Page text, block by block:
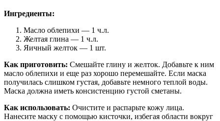
Ингредиенты:
Масло облепихи — 1 ч.л.
Желтая глина — 1 ч.л.
Яичный желток — 1 шт.
Как приготовить: Смешайте глину и желток. Добавьте к ним
масло облепихи и еще раз хорошо перемешайте. Если маска
получилась слишком густая, добавьте немного теплой воды.
Маска должна иметь консистенцию густой сметаны.
Как использовать: Очистите и распарьте кожу лица.
Нанесите маску с помощью кисточки, избегая области вокруг